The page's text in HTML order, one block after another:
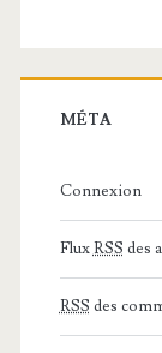
MÉTA
Connexion
FluxRSS des
RSS des